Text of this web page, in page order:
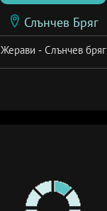
Слънчев Бряг
Жерави - Слънчев бряг